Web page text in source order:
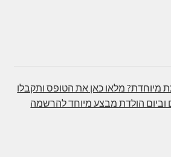
מיוחדת? מלאו כאן את הטופס ותקבלו
הולדת מבצע מיוחד להרשמה